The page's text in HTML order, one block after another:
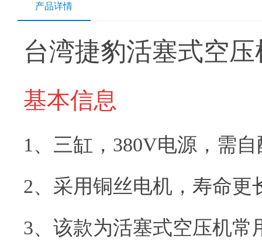
产品详情
台湾捷豹活塞式空压
基本信息
1、三缸，380V电源，需
2、采用铜丝电机，寿命更
3、该款为活塞式空压机常